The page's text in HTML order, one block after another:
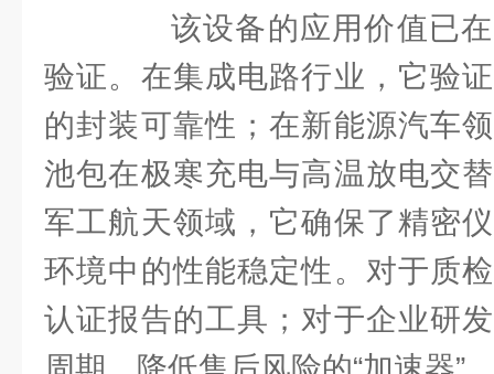
该设备的应用价值已在
验证。在集成电路行业，它验
的封装可靠性；在新能源汽车
池包在极寒充电与高温放电交
军工航天领域，它确保了精密
环境中的性能稳定性。对于质
认证报告的工具；对于企业研